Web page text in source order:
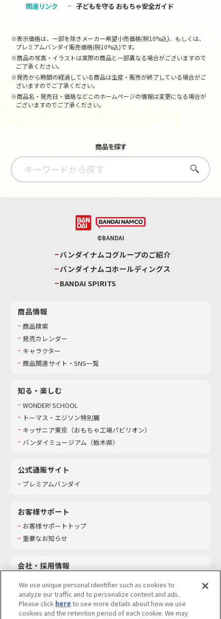
関連リンク 子どもを守る おもちゃ安全ガイド
※表示価格は、一部を除きメーカー希望小売価格(税10%込)、もしくは、
プレミアムバンダイ販売価格(税10%込)です。
※商品の写真・イラストは実際の商品と一部異なる場合がございますので
ご了承ください。
※発売から時間の経過している商品は生産・販売が終了している場合がご
ざいますのでご了承ください。
※商品名・発売日・価格などこのホームページの情報は変更になる場合が
ございますのでご了承ください。
商品を探す
さがす
©BANDAI
バンダイナムコグループのご紹介
バンダイナムコホールディングス
BANDAI SPIRITS
商品情報
商品検索
発売カレンダー
キャラクター
商品関連サイト・SNS一覧
知る・楽しむ
WONDER! SCHOOL
トーマス・エジソン特別展
キッザニア東京（おもちゃ工場パビリオン）​
バンダイミュージアム（栃木県）
公式通販サイト
プレミアムバンダイ
お客様サポート
お客様サポートトップ
重要なお知らせ
会社・採用情報
採用情報
サステナビリティ
We use unique personal identifier such as cookies to
analyze our traffic and to personalize content and ads.
Please click here to see more details about how we use
cookies and the retention period of each cookie. We may